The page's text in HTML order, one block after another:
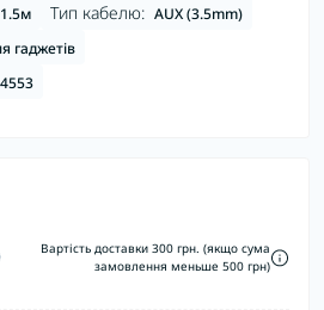
1.5м Тип кабелю: AUX (3.5mm)
гаджетів
Вартість доставки 300 грн. (якщо сума
замовлення меньше 500 грн)